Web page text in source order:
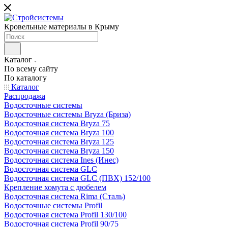
Кровельные материалы в Крыму
Каталог
По всему сайту
По каталогу
Каталог
Распродажа
Водосточные системы
Водосточные системы Bryza (Бриза)
Водосточная система Bryza 75
Водосточная система Bryza 100
Водосточная система Bryza 125
Водосточная система Bryza 150
Водосточная система Ines (Инес)
Водосточная система GLC
Водосточная система GLC (ПВХ) 152/100
Крепление хомута с дюбелем
Водосточная система Rima (Сталь)
Водосточные системы Profil
Водосточная система Profil 130/100
Водосточная система Profil 90/75